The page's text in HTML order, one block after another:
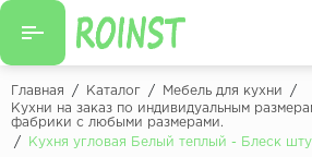
Назад
Кухни на заказ
Главная / Каталог / Мебель для кухни
/
Кухни на заказ по индивидуальным
фабрики с любыми размерами.
/
Кухня угловая Белый теплый - Блеск